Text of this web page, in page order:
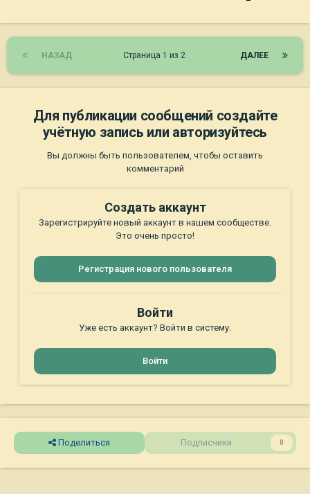
НАЗАД ДАЛЕЕ
Страница 1 из 2
Для публикации сообщений создайте
учётную запись или авторизуйтесь
Вы должны быть пользователем, чтобы оставить
комментарий
Создать аккаунт
Зарегистрируйте новый аккаунт в нашем сообществе.
Это очень просто!
Регистрация нового пользователя
Войти
Уже есть аккаунт? Войти в систему.
Войти
Поделиться Подписчики 0